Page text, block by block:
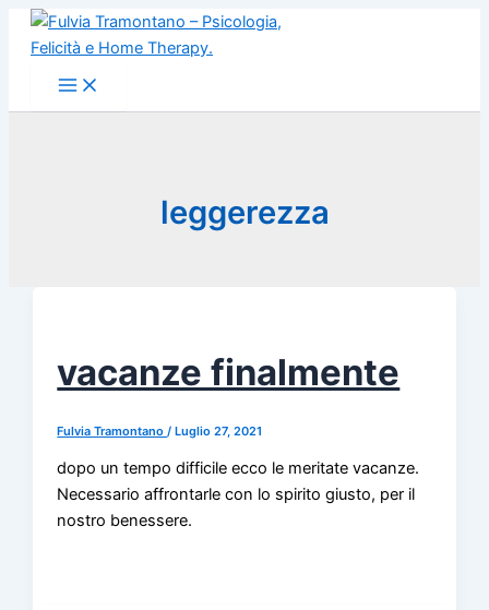
leggerezza
vacanze finalmente
Fulvia Tramontano/Luglio 27, 2021
dopo un tempo difficile ecco le meritate vacanze.
Necessario affrontarle con lo spirito giusto, per il
nostro benessere.